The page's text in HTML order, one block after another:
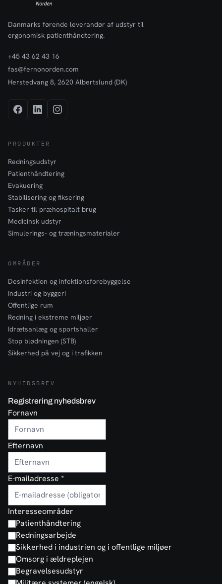
Danmarks førende leverandør af udstyr til
ergonomisk patienthåndtering.
+45 43 62 43 16
fas@fernonorden.com
Herstedvang 8, 2620 Albertslund (DK)
PRODUKTER
Redningsudstyr
Patienthåndtering
Evakuering
Stabilisering og fiksering
Tasker til præhospitalt brug
Medicinsk udstyr
Simulerings- og træningsmaterialer
OMRÅDER
Desinfektion og infektionsforebyggelse
Industri og byggeri
Offentlige rum
Redning i ekstreme miljøer
Idrætsanlæg og sportshaller
Stop blødningen (STB)
Sikkerhed på vej og i trafikken
NYHEDSBREV
Registrering nyhedsbrev
Fornavn
Efternavn
E-mailadresse *
Interesseområder
Patienthåndtering
Redningsarbejde
Sikkerhed i industrien og i offentlige miljøer
Omsorg i ældreplejen
Begravelsesudstyr